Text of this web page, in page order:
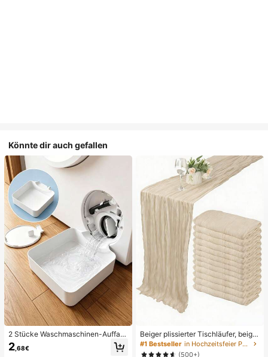
Könnte dir auch gefallen
2 Stücke Waschmaschinen-Auffan
gwanne Tropfschale, wasserdichte
Bodenschutzmatte für Waschraum,
2 ,68€
Beiger plissierter Tischläufer, beige
Tischdecke, Geburtstagsfeier-Zub
ehör, Geburtstagsdekoration, hellbr
#1 Bestseller
in Hochzeitsfeier Party-Tischdecke
(500+)